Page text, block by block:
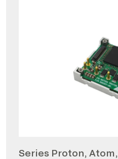
Series Proton,